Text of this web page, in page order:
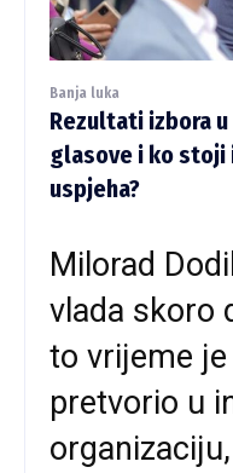
Banja luka
Rezultati izbora
glasove i ko stoji
uspjeha?
Milorad
vlada skoro
to vrijeme
pretvorio u